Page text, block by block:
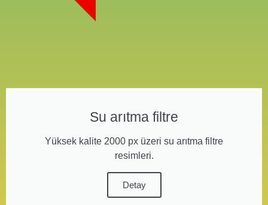
Su arıtma filtre
Yüksek kalite 2000 px üzeri su arıtma filtre
resimleri.
Detay